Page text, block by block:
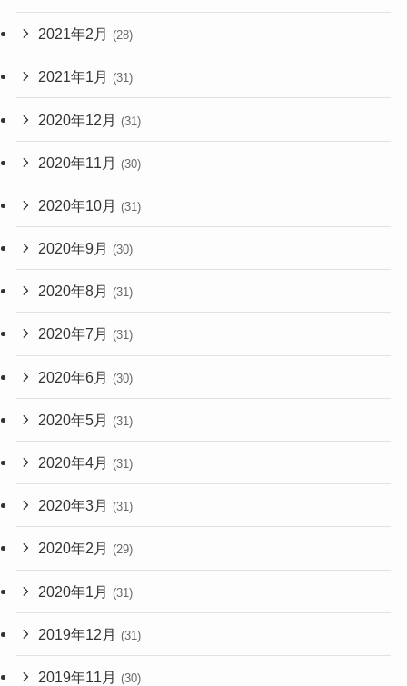
2021年2月 (28)
2021年1月 (31)
2020年12月 (31)
2020年11月 (30)
2020年10月 (31)
2020年9月 (30)
2020年8月 (31)
2020年7月 (31)
2020年6月 (30)
2020年5月 (31)
2020年4月 (31)
2020年3月 (31)
2020年2月 (29)
2020年1月 (31)
2019年12月 (31)
2019年11月 (30)